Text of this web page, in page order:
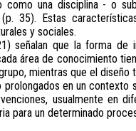
como una disciplina - o
35). Estas
y sociales.
señalan que la forma de
área de conocimiento
mientras que el diseño
en un contexto
usualmente en
para un determinado